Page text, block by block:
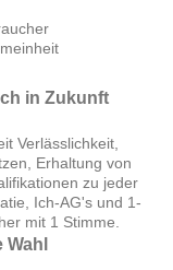
in Zukunft
Verlässlichkeit,
Erhaltung von
zu jeder
Ich-AG's und 1-
mit 1 Stimme.